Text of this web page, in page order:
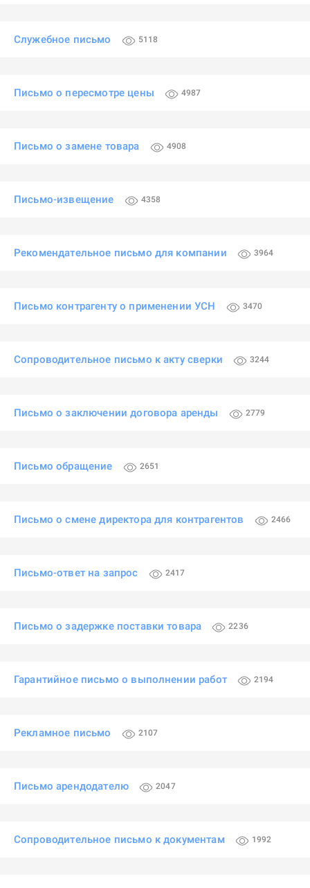
Служебное письмо 5118
Письмо о пересмотре цены 4987
Письмо о замене товара 4908
Письмо-извещение 4358
Рекомендательное письмо для компании 3964
Письмо контрагенту о применении УСН 3470
Сопроводительное письмо к акту сверки 3244
Письмо о заключении договора аренды 2779
Письмо обращение 2651
Письмо о смене директора для контрагентов 2466
Письмо-ответ на запрос 2417
Письмо о задержке поставки товара 2236
Гарантийное письмо о выполнении работ 2194
Рекламное письмо 2107
Письмо арендодателю 2047
Сопроводительное письмо к документам 1992